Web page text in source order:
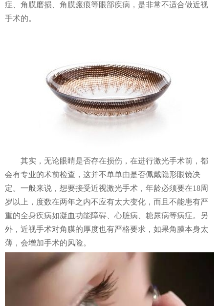
症、角膜磨损、角膜瘢痕等眼部疾病，是非常不适合做近视
手术的。
其实，无论眼睛是否存在损伤，在进行激光手术前，都
会有专业的术前检查，这并不单单由是否佩戴隐形眼镜决
定。一般来说，想要接受近视激光手术，年龄必须要在18周
岁以上，度数在两年之内不应有太大变化，而且不能患有严
重的全身疾病如凝血功能障碍、心脏病、糖尿病等病症。另
外，近视手术对角膜的厚度也有严格要求，如果角膜本身太
薄，会增加手术的风险。